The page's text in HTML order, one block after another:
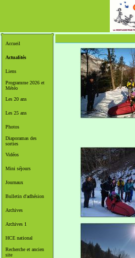
Accueil
Actualités
Liens
Programme 2026 et
Météo
Les 20 ans
Les 25 ans
Photos
Diaporamas des
sorties
Vidéos
Mini séjours
Journaux
Bulletin d'adhésion
Archives
Archives 1
HCE national
Recherche et ancien
site